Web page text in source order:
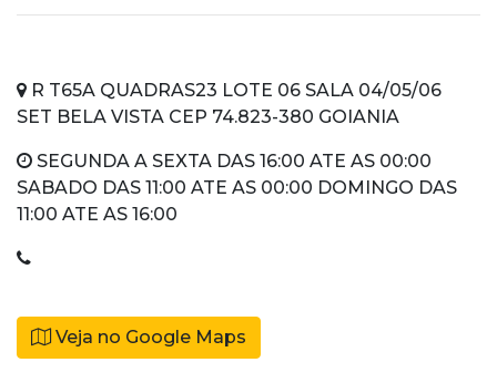
R T65A QUADRAS23 LOTE 06 SALA 04/05/06
SET BELA VISTA CEP 74.823-380 GOIANIA
SEGUNDA A SEXTA DAS 16:00 ATE AS 00:00
SABADO DAS 11:00 ATE AS 00:00 DOMINGO DAS
11:00 ATE AS 16:00
Veja no Google Maps